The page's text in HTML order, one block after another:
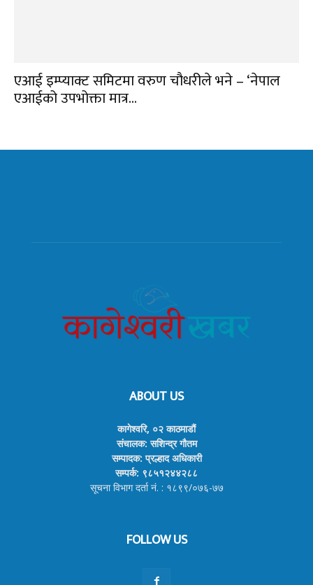
एआई इम्प्याक्ट समिटमा वरुण चौधरीले भने – ‘नेपाल
एआईको उपभोक्ता मात्र...
ABOUT US
कागेश्वरि, ०२ काठमाडौं
संचालक: सशिन्द्र गौतम
सम्पादक: प्रल्हाद अधिकारी
सम्पर्क: ९८५१२४४२८८
सूचना विभाग दर्ता नं. : १८९९/०७६-७७
FOLLOW US